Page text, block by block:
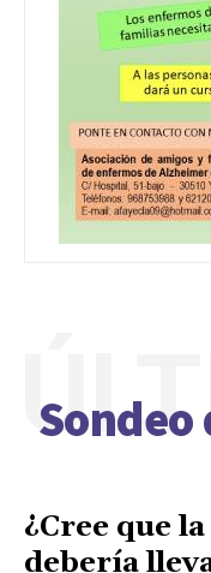
Sondeo
¿Cree que
debería